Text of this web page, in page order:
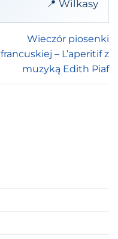
📍 Wilkasy
Wieczór piosenki
francuskiej – L’aperitif z
muzyką Edith Piaf